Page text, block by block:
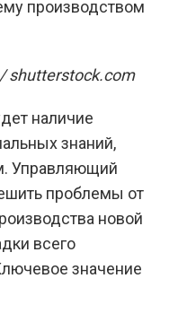
shutterstock.com
наличие
знаний,
Управляющий
проблемы от
новой
всего
значение